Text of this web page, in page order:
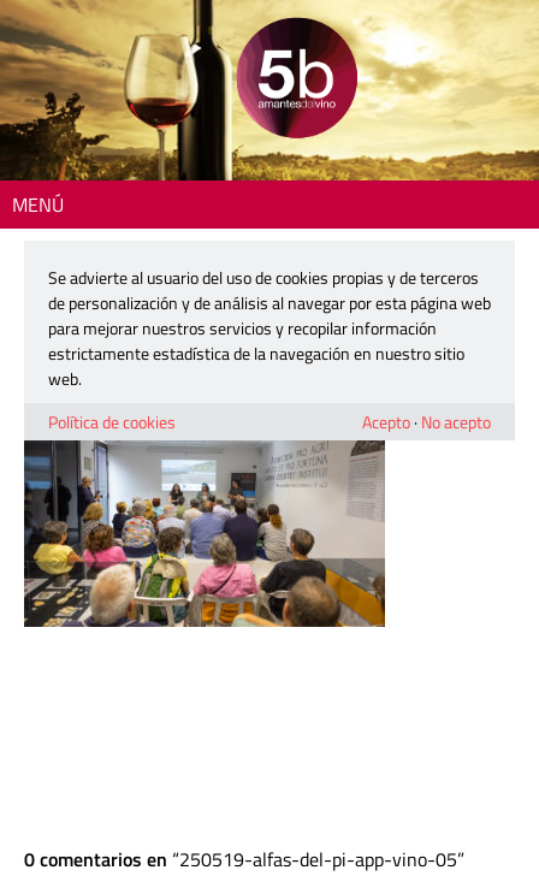
MENÚ
250519-alfas-del-pi-app-vino-05
19 mayo, 2025
0 comentarios en 250519-alfas-del-pi-app-vino-05
Se advierte al usuario del uso de cookies propias y de terceros
de personalización y de análisis al navegar por esta página web
para mejorar nuestros servicios y recopilar información
estrictamente estadística de la navegación en nuestro sitio
web.
Política de cookies
Acepto· No acepto